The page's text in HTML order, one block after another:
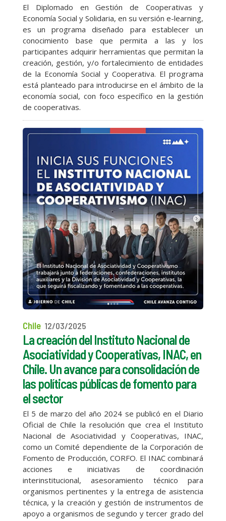
El Diplomado en Gestión de Cooperativas y
Economía Social y Solidaria, en su versión e-learning,
es un programa diseñado para establecer un
conocimiento base que permita a las y los
participantes adquirir herramientas que permitan la
creación, gestión, y/o fortalecimiento de entidades
de la Economía Social y Cooperativa. El programa
está planteado para introducirse en el ámbito de la
economía social, con foco específico en la gestión
de cooperativas.
Chile 12/03/2025
La creación del Instituto Nacional de
Asociatividad y Cooperativas, INAC, en
Chile. Un avance para consolidación de
las políticas públicas de fomento para
el sector
El 5 de marzo del año 2024 se publicó en el Diario
Oficial de Chile la resolución que crea el Instituto
Nacional de Asociatividad y Cooperativas, INAC,
como un Comité dependiente de la Corporación de
Fomento de Producción, CORFO. El INAC combinará
acciones e iniciativas de coordinación
interinstitucional, asesoramiento técnico para
organismos pertinentes y la entrega de asistencia
técnica, y la creación y gestión de instrumentos de
apoyo a organismos de segundo y tercer grado del